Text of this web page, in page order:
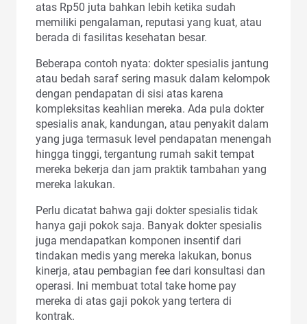
atas Rp50 juta bahkan lebih ketika sudah
memiliki pengalaman, reputasi yang kuat, atau
berada di fasilitas kesehatan besar.
Beberapa contoh nyata: dokter spesialis jantung
atau bedah saraf sering masuk dalam kelompok
dengan pendapatan di sisi atas karena
kompleksitas keahlian mereka. Ada pula dokter
spesialis anak, kandungan, atau penyakit dalam
yang juga termasuk level pendapatan menengah
hingga tinggi, tergantung rumah sakit tempat
mereka bekerja dan jam praktik tambahan yang
mereka lakukan.
Perlu dicatat bahwa gaji dokter spesialis tidak
hanya gaji pokok saja. Banyak dokter spesialis
juga mendapatkan komponen insentif dari
tindakan medis yang mereka lakukan, bonus
kinerja, atau pembagian fee dari konsultasi dan
operasi. Ini membuat total take home pay
mereka di atas gaji pokok yang tertera di
kontrak.